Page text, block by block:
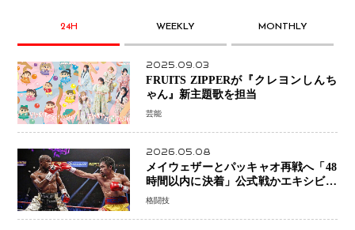
24H WEEKLY MONTHLY
2025.09.03
FRUITS ZIPPERが『クレヨンしんち
ゃん』新主題歌を担当
芸能
2026.05.08
メイウェザーとパッキャオ再戦へ「48
時間以内に決着」公式戦かエキシビシ
ョンか混迷続く
格闘技